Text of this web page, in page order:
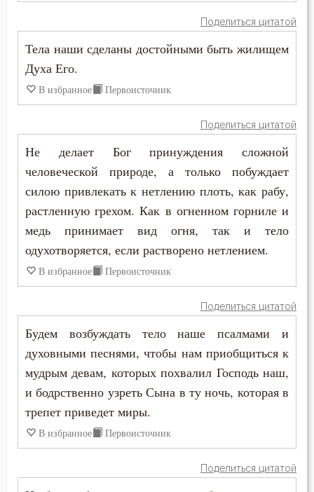
Помощь Божия
Порок
Послушание
Пост
Похвала
Почитание Бога
Праздник
Празднословие
Прелюбодеяние
Пример
Поделиться цитатой
Тела наши сделаны достойными быть жилищем
Духа Его.
В избранное Первоисточник
Поделиться цитатой
Не делает Бог принуждения сложной
человеческой природе, а только побуждает
силою привлекать к нетлению плоть, как рабу,
растленную грехом. Как в огненном горниле и
медь принимает вид огня, так и тело
одухотворяется, если растворено нетлением.
В избранное Первоисточник
Поделиться цитатой
Будем возбуждать тело наше псалмами и
духовными песнями, чтобы нам приобщиться к
мудрым девам, которых похвалил Господь наш,
и бодрственно узреть Сына в ту ночь, которая в
трепет приведет миры.
В избранное Первоисточник
Поделиться цитатой